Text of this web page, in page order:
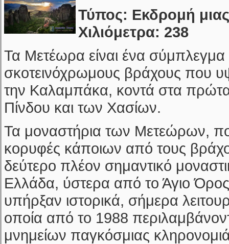
Τύπος: Εκδρομή
Χιλιόμετρα: 238
Τα Μετέωρα είναι ένα σύμπλεγμα
σκοτεινόχρωμους βράχους που
την Καλαμπάκα, κοντά στα
Πίνδου και των Χασίων.
Τα μοναστήρια των Μετεώρων, που
κορυφές κάποιων από τους
δεύτερο πλέον σημαντικό
Ελλάδα, ύστερα από το Άγιο
υπήρξαν ιστορικά, σήμερα
οποία από το 1988
μνημείων παγκόσμιας